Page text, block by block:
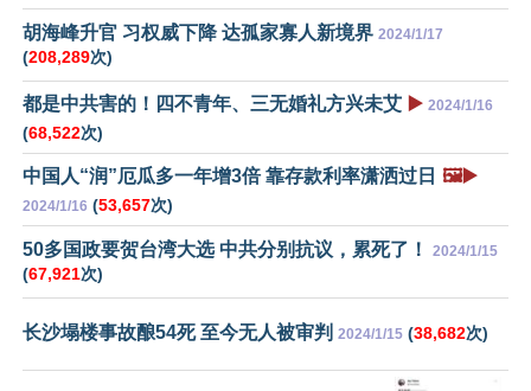
胡海峰升官 习权威下降 达孤家寡人新境界 2024/1/17
(208,289次)
都是中共害的！四不青年、三无婚礼方兴未艾 ▶️ 2024/1/16
(68,522次)
中国人“润”厄瓜多一年增3倍 靠存款利率潇洒过日 🖼️▶️
2024/1/16 (53,657次)
50多国政要贺台湾大选 中共分别抗议，累死了！ 2024/1/15
(67,921次)
长沙塌楼事故酿54死 至今无人被审判 2024/1/15 (38,682次)